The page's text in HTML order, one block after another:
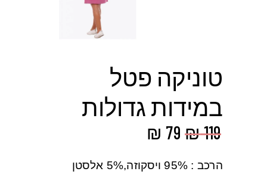
טוניקה פטל
במידות גדולות
₪119
המחיר
היה:
₪ 79
הוא:
הרכב : 95% ויסקוזה,5% אלסטן